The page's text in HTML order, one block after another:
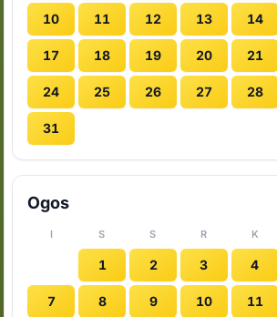
10 11 12 13 14
17 18 19 20 21
24 25 26 27 28
31
Ogos
I S S R K
1 2 3 4
7 8 9 10 11